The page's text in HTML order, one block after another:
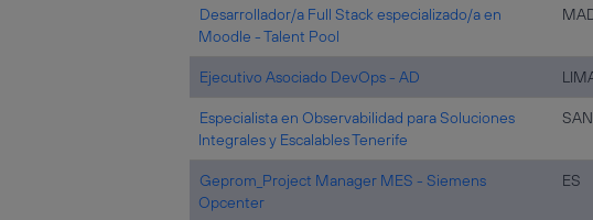
Desarrollador/a Full Stack especializado/a en
Moodle - Talent Pool
Ejecutivo Asociado DevOps - AD
Especialista en Observabilidad para Soluciones
Integrales y Escalables Tenerife
Geprom_Project Manager MES - Siemens
Opcenter
ES